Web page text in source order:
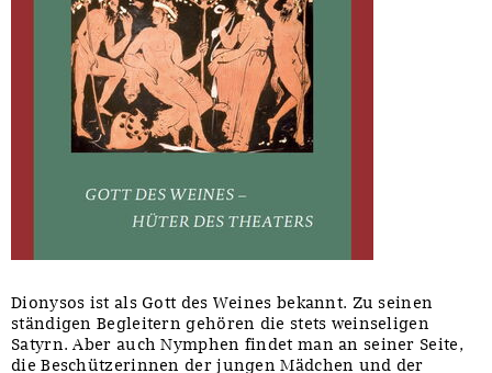
Dionysos ist als Gott des Weines bekannt. Zu seinen
ständigen Begleitern gehören die stets weinseligen
Satyrn. Aber auch Nymphen findet man an seiner Seite,
die Beschützerinnen der jungen Mädchen und der